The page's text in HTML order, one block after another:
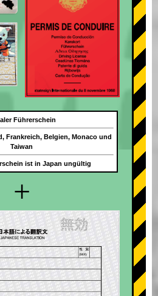
+
Führerschein
Frankreich, Belgien, Monaco und
Taiwan
ist in Japan ungültig